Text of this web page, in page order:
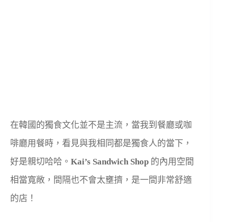
在韓國的獨食文化並不是主流，當我到餐廳或咖
啡廳用餐時，看見與我相同都是獨食人的當下，
好是親切哈哈。 Kai’s Sandwich Shop 的內用空間
相當寬敞，間隔也不會太壅擠，是一間非常舒適
的店！